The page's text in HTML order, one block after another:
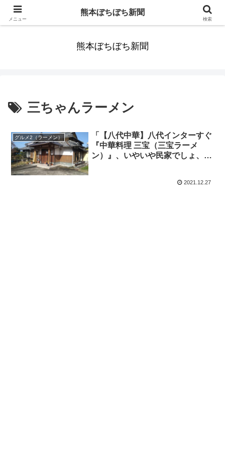
みんなまだ気づかずすごしていたんだわ。ずっといっしょに歩いてゆけるっ
熊本ぼちぼち新聞
三ちゃんラーメン
グルメ2（ラーメン）
「【八代中華】八代インターすぐ
『中華料理 三宝（三宝ラーメ
ン）』、いやいや民家でしょ、こ
2021.12.27
メニュー
熊本ぼちぼち新聞
検索